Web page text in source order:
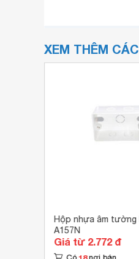
XEM THÊM
Hộp nhựa âm tường
A157N
Giá từ 2.772 đ